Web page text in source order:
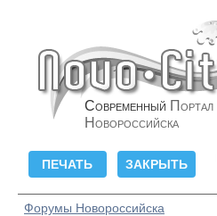
Современный Портал
Новороссийска
Форумы Новороссийска